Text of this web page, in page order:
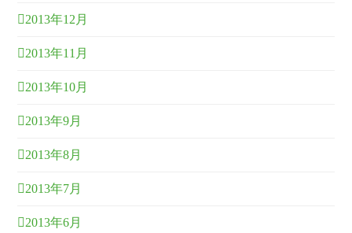
2013年12月
2013年11月
2013年10月
2013年9月
2013年8月
2013年7月
2013年6月